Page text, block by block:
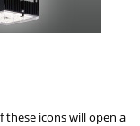
these icons will open a